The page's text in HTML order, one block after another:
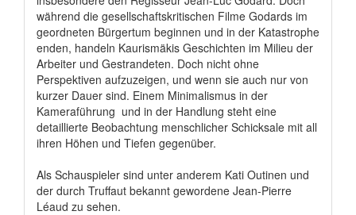
während die gesellschaftskritischen Filme Godards im
geordneten Bürgertum beginnen und in der Katastrophe
enden, handeln Kaurismäkis Geschichten im Milieu der
Arbeiter und Gestrandeten. Doch nicht ohne
Perspektiven aufzuzeigen, und wenn sie auch nur von
kurzer Dauer sind. Einem Minimalismus in der
Kameraführung und in der Handlung steht eine
detaillierte Beobachtung menschlicher Schicksale mit all
ihren Höhen und Tiefen gegenüber.
Als Schauspieler sind unter anderem Kati Outinen und
der durch Truffaut bekannt gewordene Jean-Pierre
Léaud zu sehen.